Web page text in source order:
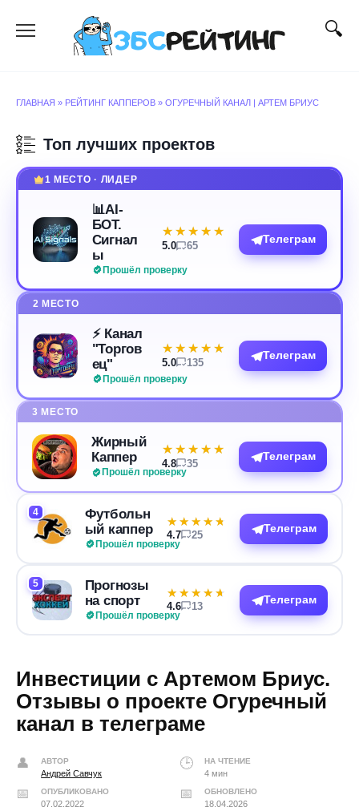
содержанию
ГЛАВНАЯ » РЕЙТИНГ КАППЕРОВ » ОГУРЕЧНЫЙ КАНАЛ | АРТЕМ БРИУС
Топ лучших проектов
1 МЕСТО · ЛИДЕР
📊AI-
БОТ.
Сигнал
ы
Прошёл проверку
★★★★★
★★★★★
5.0 65
Телеграм
2 МЕСТО
⚡️ Канал
"Торгов
ец"
Прошёл проверку
★★★★★
★★★★★
5.0 135
Телеграм
3 МЕСТО
Жирный
Каппер
Прошёл проверку
★★★★★
★★★★★
4.8 35
Телеграм
4
Футбольн
ый каппер
Прошёл проверку
★★★★★
★★★★★
4.7 25
Телеграм
5
Прогнозы
на спорт
Прошёл проверку
★★★★★
★★★★★
4.6 13
Телеграм
Инвестиции с Артемом Бриус.
Отзывы о проекте Огуречный
канал в телеграме
АВТОР
Андрей Савчук
НА ЧТЕНИЕ
4 мин
ОПУБЛИКОВАНО
07.02.2022
ОБНОВЛЕНО
18.04.2026